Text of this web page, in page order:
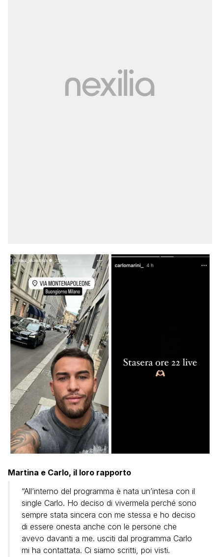
Martina e Carlo, il loro rapporto
“All’interno del programma è nata un’intesa con il
single Carlo. Ho deciso di vivermela perché sono
sempre stata sincera con me stessa e ho deciso
di essere onesta anche con le persone che
avevo davanti a me. usciti dal programma Carlo
mi ha contattata. Ci siamo scritti, poi visti.